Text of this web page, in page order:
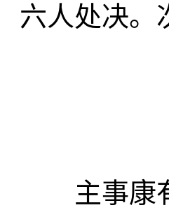
六人处决。
主事康有